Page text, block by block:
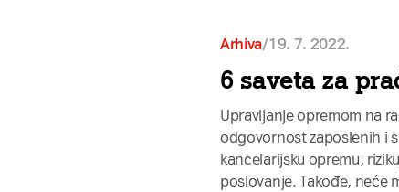
Arhiva/19. 7. 2022.
6 saveta za
Upravljanje opremom na
odgovornost zaposlenih i
kancelarijsku opremu,
poslovanje. Takođe, neće